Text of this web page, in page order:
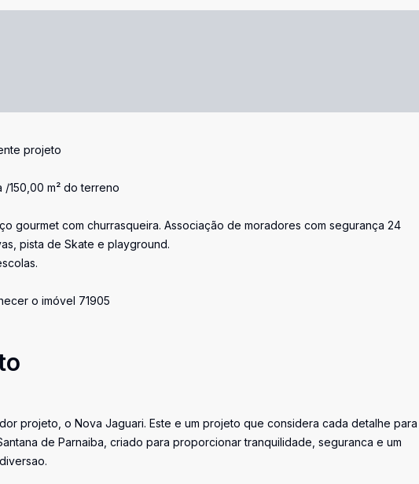
projeto
/150,00 m² do terreno
gourmet com churrasqueira. Associação de moradores com segurança 24
pista de Skate e playground.
o imóvel 71905
projeto, o Nova Jaguari. Este e um projeto que considera cada detalhe para
de Parnaiba, criado para proporcionar tranquilidade, seguranca e um